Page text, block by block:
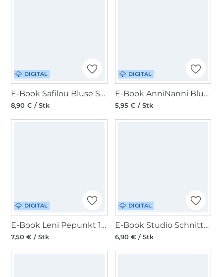
DIGITAL
E-Book Safilou Bluse Suna
8,90 € / Stk
DIGITAL
E-Book AnniNanni Blusenshirt
5,95 € / Stk
DIGITAL
E-Book Leni Pepunkt 144 FLASH.Shirt
7,50 € / Stk
DIGITAL
E-Book Studio Schnittreif Frau Liah - Sommerbluse
6,90 € / Stk